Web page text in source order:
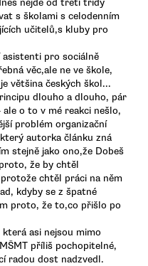
s školami s celodenním
učitelů,s kluby pro
pro sociálně
věc,ale ne ve škole,
většina českých škol...
dlouho a dlouho, pár
o to v mé reakci nešlo,
problém organizační
autorka článku zná
stejně jako ono,že Dobeš
že by chtěl
chtěl práci na něm
kdyby se z špatné
proto, že to,co přišlo po
asi nejsou mimo
příliš pochopitelné,
radou dost nadzvedl.